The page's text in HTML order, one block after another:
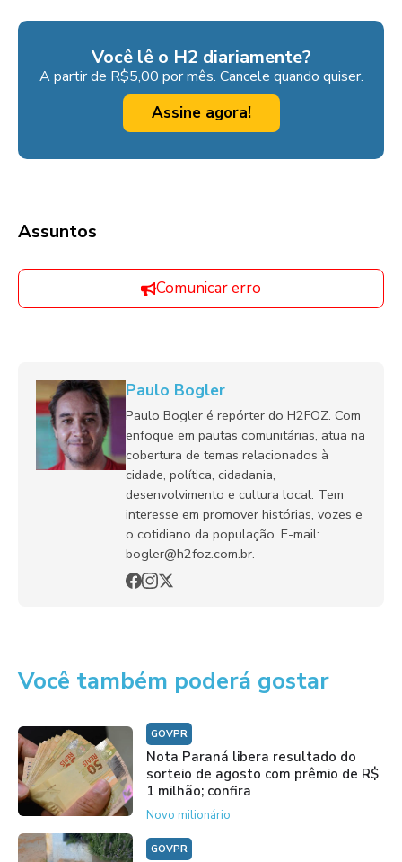
Você lê o H2 diariamente?
A partir de R$5,00 por mês. Cancele quando quiser.
Assine agora!
Assuntos
Comunicar erro
Paulo Bogler
Paulo Bogler é repórter do H2FOZ. Com
enfoque em pautas comunitárias, atua na
cobertura de temas relacionados à
cidade, política, cidadania,
desenvolvimento e cultura local. Tem
interesse em promover histórias, vozes e
o cotidiano da população. E-mail:
bogler@h2foz.com.br.
Você também poderá gostar
GOVPR
Nota Paraná libera resultado do
sorteio de agosto com prêmio de R$
1 milhão; confira
Novo milionário
GOVPR